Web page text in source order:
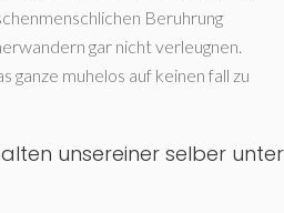
Beruhrung
gar nicht verleugnen.
ganze muhelos auf keinen fall zu
unsereiner selber unter